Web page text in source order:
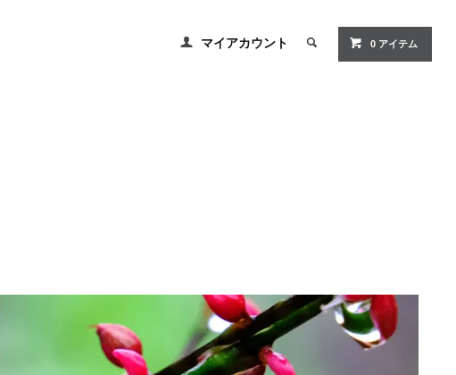
マイアカウント 0 アイテム